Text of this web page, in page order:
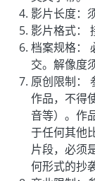
影片长度：
影片格式：
档案规格：
交。解像度
原创限制：
作品，不得
音等）。作
于任何其他
片段，必须
何形式的抄